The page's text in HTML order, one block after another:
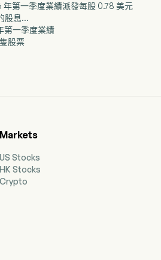
第一季度業績派發每股 0.78 美元
股息...
第一季度業績
股票
Markets
US Stocks
HK Stocks
Crypto